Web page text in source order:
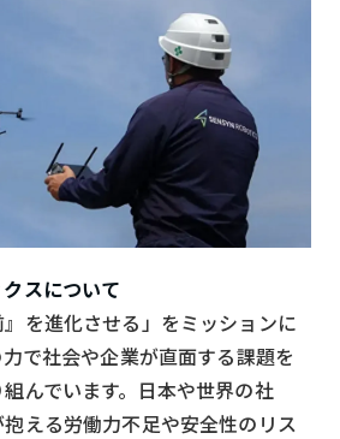
スについて
』を進化させる」をミッションに
で社会や企業が直面する課題を
んでいます。日本や世界の社
える労働力不足や安全性のリス